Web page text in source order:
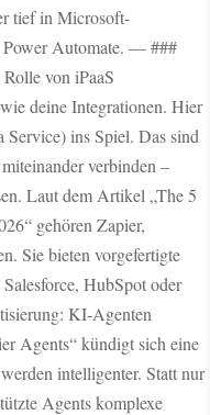
tief in Microsoft-
Power Automate. — ###
von iPaaS
deine Integrationen. Hier
Service) ins Spiel. Das sind
verbinden –
Laut dem Artikel „The 5
gehören Zapier,
Sie bieten vorgefertigte
HubSpot oder
KI-Agenten
Agents“ kündigt sich eine
intelligenter. Statt nur
Agents komplexe